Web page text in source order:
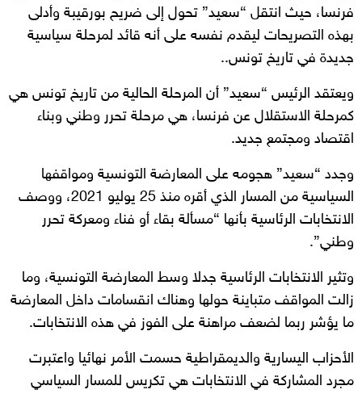
فرنسا، حيث انتقل “سعيد” تحول إلى ضريح بورقيبة وأدلى
بهذه التصريحات ليقدم نفسه على أنه قائد لمرحلة سياسية
جديدة في تاريخ تونس..
ويعتقد الرئيس “سعيد” أن المرحلة الحالية من تاريخ تونس هي
كمرحلة الاستقلال عن فرنسا، هي مرحلة تحرر وطني وبناء
اقتصاد ومجتمع جديد.
وجدد “سعيد” هجومه على المعارضة التونسية ومواقفها
السياسية من المسار الذي أقره منذ 25 يوليو 2021، ووصف
الانتخابات الرئاسية بأنها “مسألة بقاء أو فناء ومعركة تحرر
وطني”.
وتثير الانتخابات الرئاسية جدلا وسط المعارضة التونسية، وما
زالت المواقف متباينة حولها وهناك انقسامات داخل المعارضة
ما يؤشر ربما لضعف مراهنة على الفوز في هذه الانتخابات.
الأحزاب اليسارية والديمقراطية حسمت الأمر نهائيا واعتبرت
مجرد المشاركة في الانتخابات هي تكريس للمسار السياسي